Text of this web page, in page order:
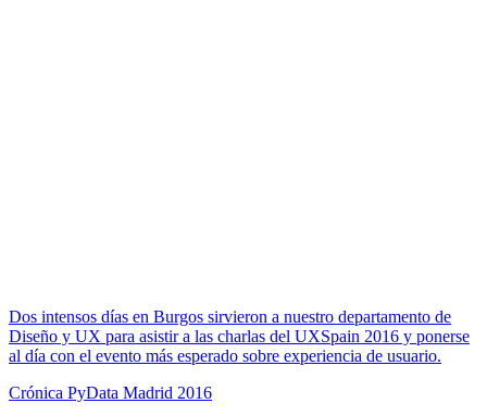
Dos intensos días en Burgos sirvieron a nuestro departamento de
Diseño y UX para asistir a las charlas del UXSpain 2016 y ponerse
al día con el evento más esperado sobre experiencia de usuario.
Crónica PyData Madrid 2016